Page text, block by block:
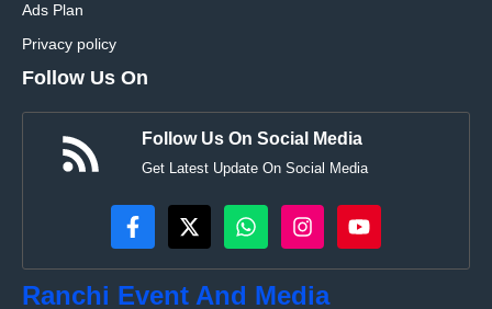
Ads Plan
Privacy policy
Follow Us On
Follow Us On Social Media
Get Latest Update On Social Media
Ranchi Event And Media